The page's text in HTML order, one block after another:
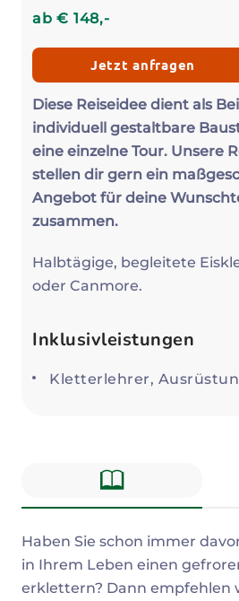
ab€ 148,-
Jetzt anfragen
Diese Reiseidee dient als
individuell gestaltbare
eine einzelne Tour. Unsere
stellen dir gern ein
Angebot für deine
zusammen.
Halbtägige, begleitete
oder Canmore.
Inklusivleistungen
Kletterlehrer,
Beschreibung
Haben Sie schon immer
in Ihrem Leben einen
erklettern? Dann empfehlen